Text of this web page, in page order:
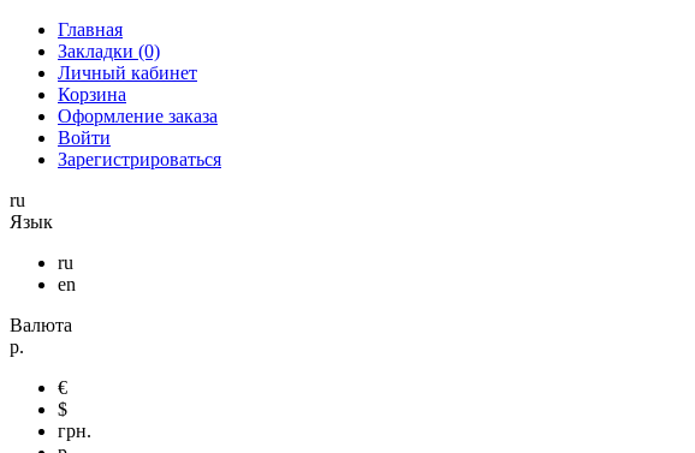
Главная
Закладки (0)
Личный кабинет
Корзина
Оформление заказа
Войти
Зарегистрироваться
ru
Язык
ru
en
Валюта
р.
€
$
грн.